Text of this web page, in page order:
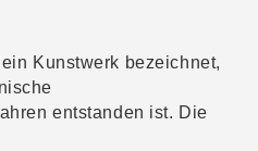
chemisch entwickelt
Kunstwerk bezeichnet,
entstanden ist. Die